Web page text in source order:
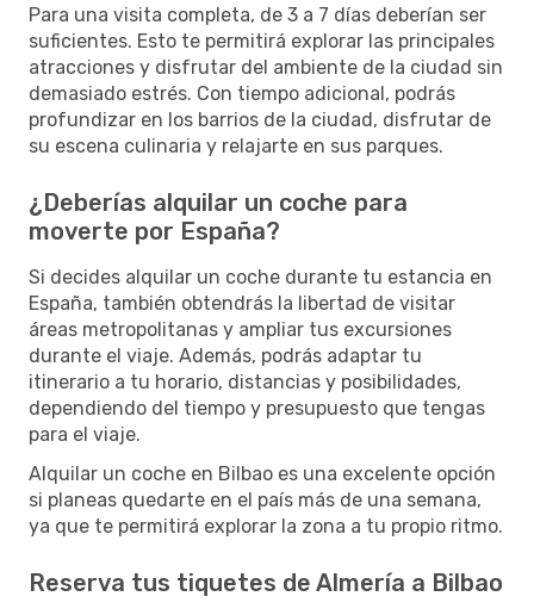
Para una visita completa, de 3 a 7 días deberían ser
suficientes. Esto te permitirá explorar las principales
atracciones y disfrutar del ambiente de la ciudad sin
demasiado estrés. Con tiempo adicional, podrás
profundizar en los barrios de la ciudad, disfrutar de
su escena culinaria y relajarte en sus parques.
¿Deberías alquilar un coche para
moverte por España?
Si decides alquilar un coche durante tu estancia en
España, también obtendrás la libertad de visitar
áreas metropolitanas y ampliar tus excursiones
durante el viaje. Además, podrás adaptar tu
itinerario a tu horario, distancias y posibilidades,
dependiendo del tiempo y presupuesto que tengas
para el viaje.
Alquilar un coche en Bilbao es una excelente opción
si planeas quedarte en el país más de una semana,
ya que te permitirá explorar la zona a tu propio ritmo.
Reserva tus tiquetes de Almería a Bilbao